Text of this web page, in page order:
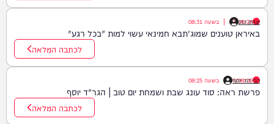
יצחק כהן
07/08/26
| בשעה 08:31
באיראן טוענים שמוג'תבא חמינאי עשוי למות "בכל רגע"
לכתבה המלאה
רבי דוד יוסף
07/08/26
| בשעה 08:25
פרשת ראה: סוד עונג שבת ושמחת יום טוב | הגר"ד יוסף
לכתבה המלאה